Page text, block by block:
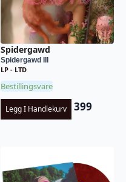
Spidergawd
Spidergawd III
LP - LTD
Bestillingsvare
Legg I Handlekurv 399